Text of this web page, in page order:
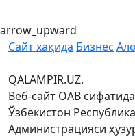
arrow_upward
Сайт хақида Бизнес
QALAMPIR.UZ.
Веб-сайт ОАВ
Ўзбекистон
Администрацияси